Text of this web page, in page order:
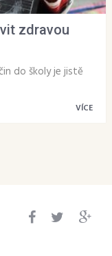
zdravou
do školy je jistě
VÍCE